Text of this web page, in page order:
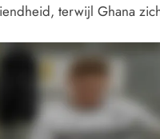
terwijl Ghana